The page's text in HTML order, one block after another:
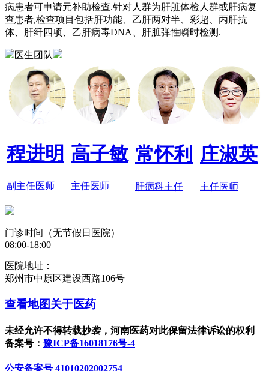
病患者可申请元补助检查.针对人群为肝脏体检人群或肝病复
查患者,检查项目包括肝功能、乙肝两对半、彩超、丙肝抗
体、肝纤四项、乙肝病毒DNA、肝脏弹性瞬时检测.
医生团队
程进明
副主任医师
高子敏
主任医师
常怀利
肝病科主任
庄淑英
主任医师
门诊时间（无节假日医院）
08:00-18:00
医院地址：
郑州市中原区建设西路106号
查看地图关于医药
未经允许不得转载抄袭，河南医药对此保留法律诉讼的权利
备案号： 豫ICP备16018176号-4
公安备案号 41010202002754